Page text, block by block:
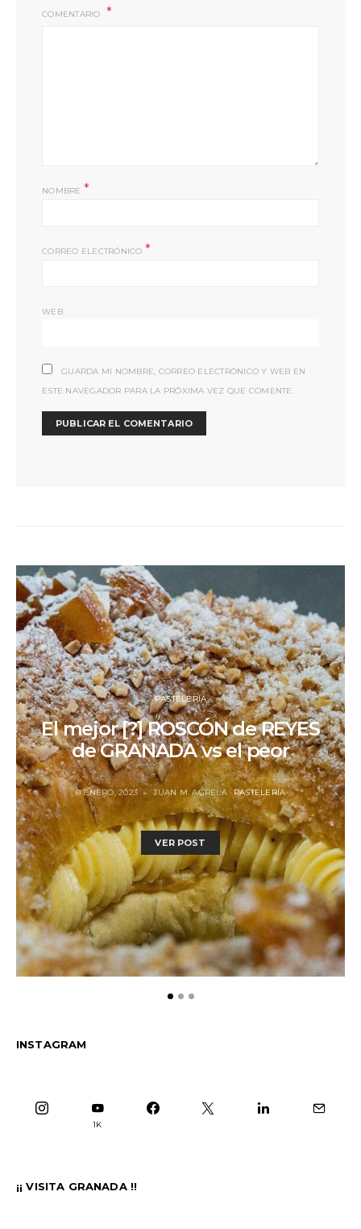
COMENTARIO
NOMBRE *
CORREO ELECTRÓNICO *
WEB
GUARDA MI NOMBRE, CORREO ELECTRÓNICO Y WEB EN
ESTE NAVEGADOR PARA LA PRÓXIMA VEZ QUE COMENTE.
PASTELERÍA
El mejor [?] ROSCÓN de REYES
de GRANADA vs el peor
6 ENERO, 2023 JUAN M. AGRELA PASTELERÍA
VER POST
INSTAGRAM
1K
¡¡ VISITA GRANADA !!